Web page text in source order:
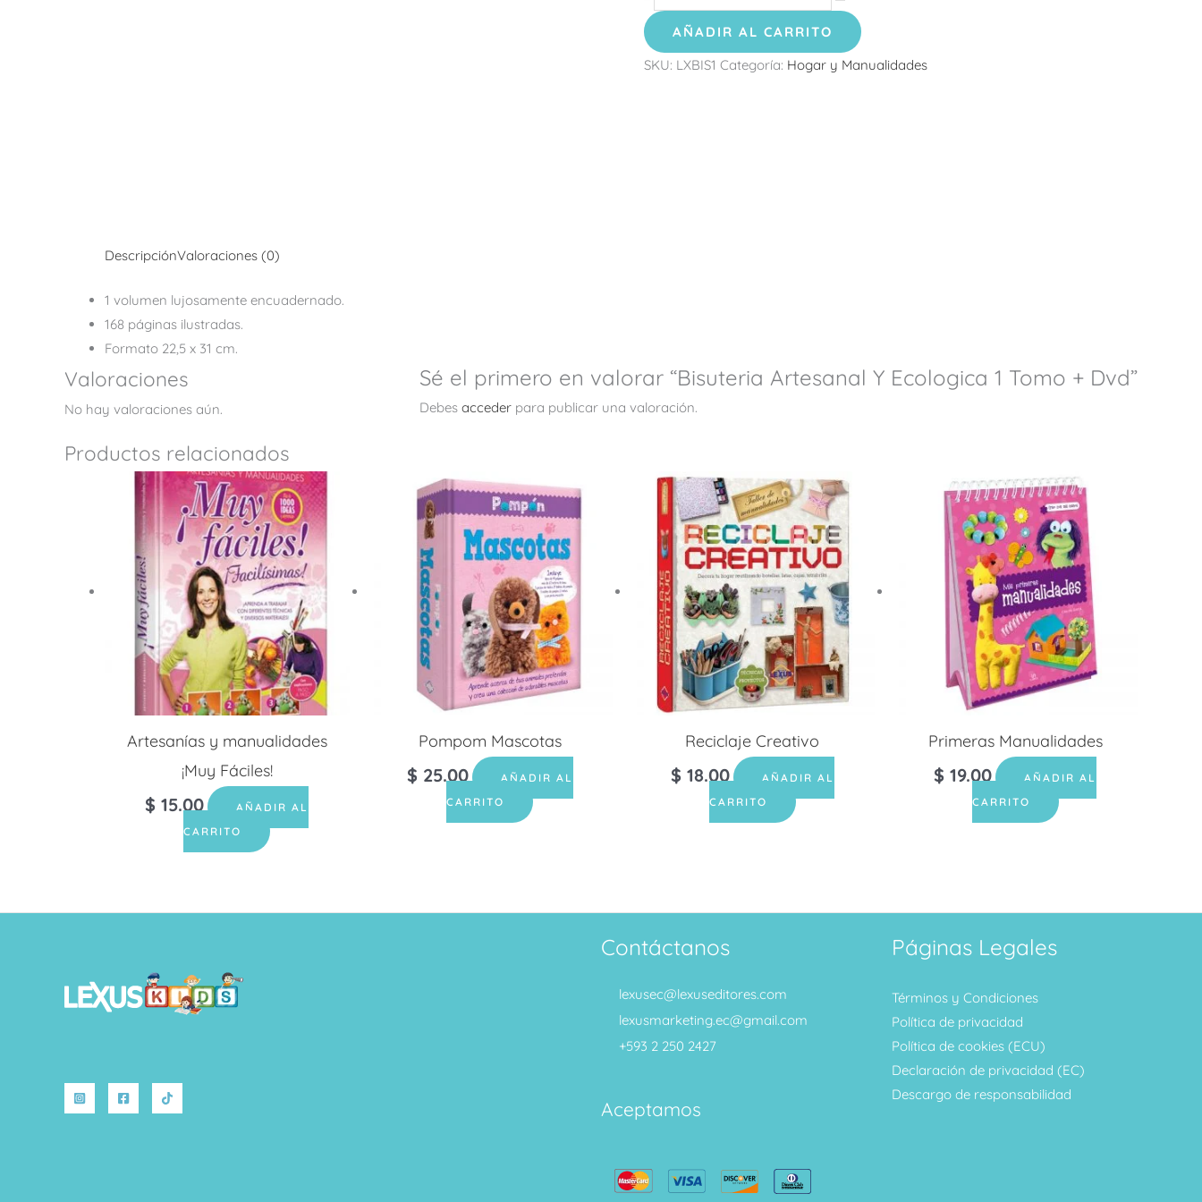
AÑADIR AL CARRITO
SKU: LXBIS1 Categoría: Hogar y Manualidades
DescripciónValoraciones (0)
1 volumen lujosamente encuadernado.
168 páginas ilustradas.
Formato 22,5 x 31 cm.
Valoraciones
No hay valoraciones aún.
Sé el primero en valorar “Bisuteria Artesanal Y Ecologica 1 Tomo + Dvd”
Debes acceder para publicar una valoración.
Productos relacionados
Artesanías y manualidades
¡Muy Fáciles!
$ 15.00
AÑADIR AL
CARRITO
Pompom Mascotas
$ 25.00
AÑADIR AL
CARRITO
Reciclaje Creativo
$ 18.00
AÑADIR AL
CARRITO
Primeras Manualidades
$ 19.00
AÑADIR AL
CARRITO
Contáctanos
lexusec@lexuseditores.com
lexusmarketing.ec@gmail.com
+593 2 250 2427
Aceptamos
Páginas Legales
Términos y Condiciones
Política de privacidad
Política de cookies (ECU)
Declaración de privacidad (EC)
Descargo de responsabilidad